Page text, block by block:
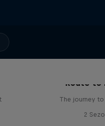
Route to
The journey
2